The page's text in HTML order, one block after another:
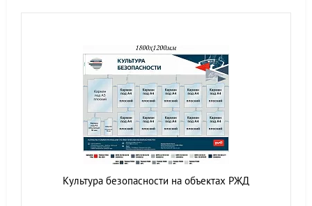
Культура безопасности на объектах РЖД